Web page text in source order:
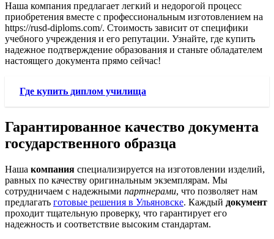
Наша компания предлагает легкий и недорогой процесс
приобретения вместе с профессиональным изготовлением на
https://rusd-diploms.com/. Стоимость зависит от специфики
учебного учреждения и его репутации. Узнайте, где купить
надежное подтверждение образования и станьте обладателем
настоящего документа прямо сейчас!
Где купить диплом училища
Гарантированное качество документа
государственного образца
Наша компания специализируется на изготовлении изделий,
равных по качеству оригинальным экземплярам. Мы
сотрудничаем с надежными партнерами, что позволяет нам
предлагать готовые решения в Ульяновске. Каждый документ
проходит тщательную проверку, что гарантирует его
надежность и соответствие высоким стандартам.